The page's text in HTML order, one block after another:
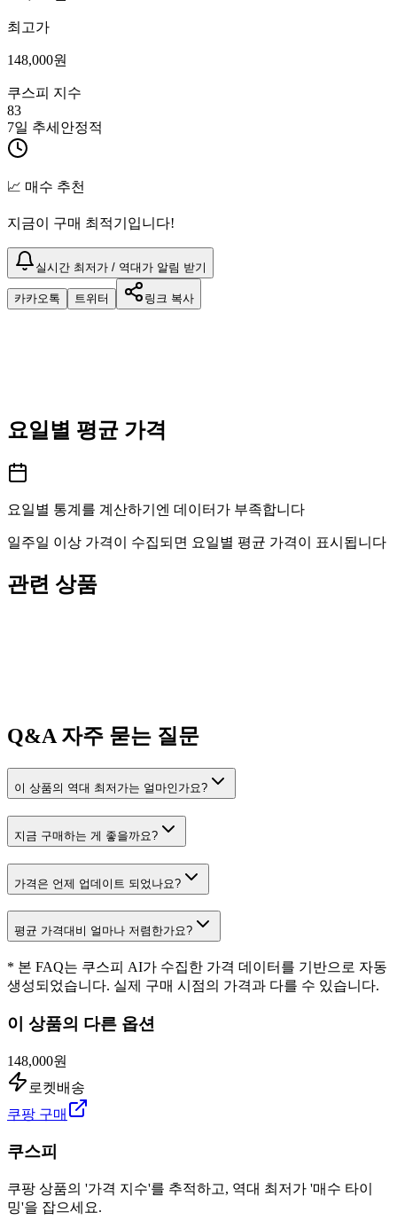
최고가
148,000원
쿠스피 지수
83
7일 추세 안정적
📈 매수 추천
지금이 구매 최적기입니다!
실시간 최저가 / 역대가 알림 받기
카카오톡 트위터 링크 복사
요일별 평균 가격
요일별 통계를 계산하기엔 데이터가 부족합니다
일주일 이상 가격이 수집되면 요일별 평균 가격이 표시됩니다
관련 상품
Q&A자주 묻는 질문
이 상품의 역대 최저가는 얼마인가요?
지금 구매하는 게 좋을까요?
가격은 언제 업데이트 되었나요?
평균 가격대비 얼마나 저렴한가요?
* 본 FAQ는 쿠스피 AI가 수집한 가격 데이터를 기반으로 자동
생성되었습니다. 실제 구매 시점의 가격과 다를 수 있습니다.
이 상품의 다른 옵션
148,000원
로켓배송
쿠팡 구매
쿠스피
쿠팡 상품의 '가격 지수'를 추적하고, 역대 최저가 '매수 타이
밍'을 잡으세요.